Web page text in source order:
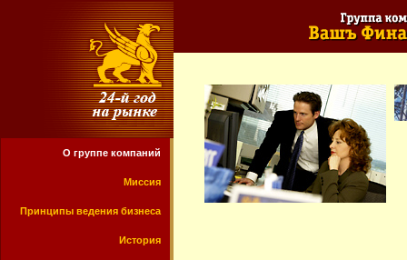
О группе компаний
Миссия
Принципы ведения бизнеса
История